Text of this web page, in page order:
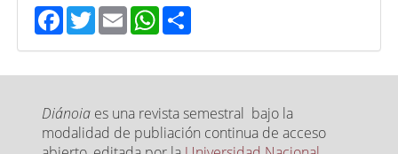
Facebook
TwitterEmailWhatsApp
Share
Diánoia es una revista semestral bajo la
modalidad de publiación continua de acceso